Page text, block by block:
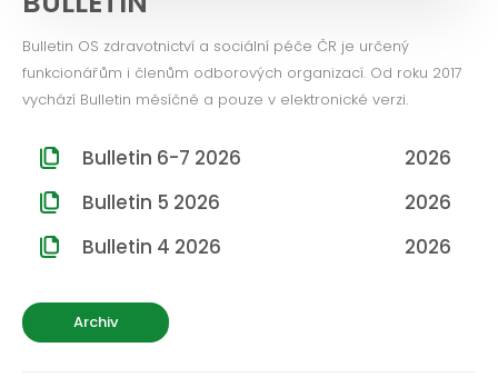
Bulletin OS zdravotnictví a sociální péče ČR je určený
funkcionářům i členům odborových organizací. Od roku 2017
vychází Bulletin měsíčně a pouze v elektronické verzi.
Bulletin 6-7 2026
2026
Bulletin 5 2026
2026
Bulletin 4 2026
2026
Archiv